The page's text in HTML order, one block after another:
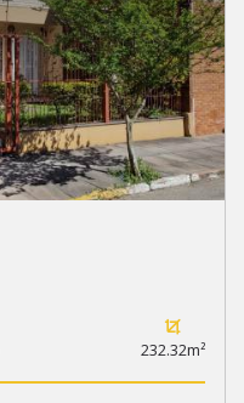
232.32m²